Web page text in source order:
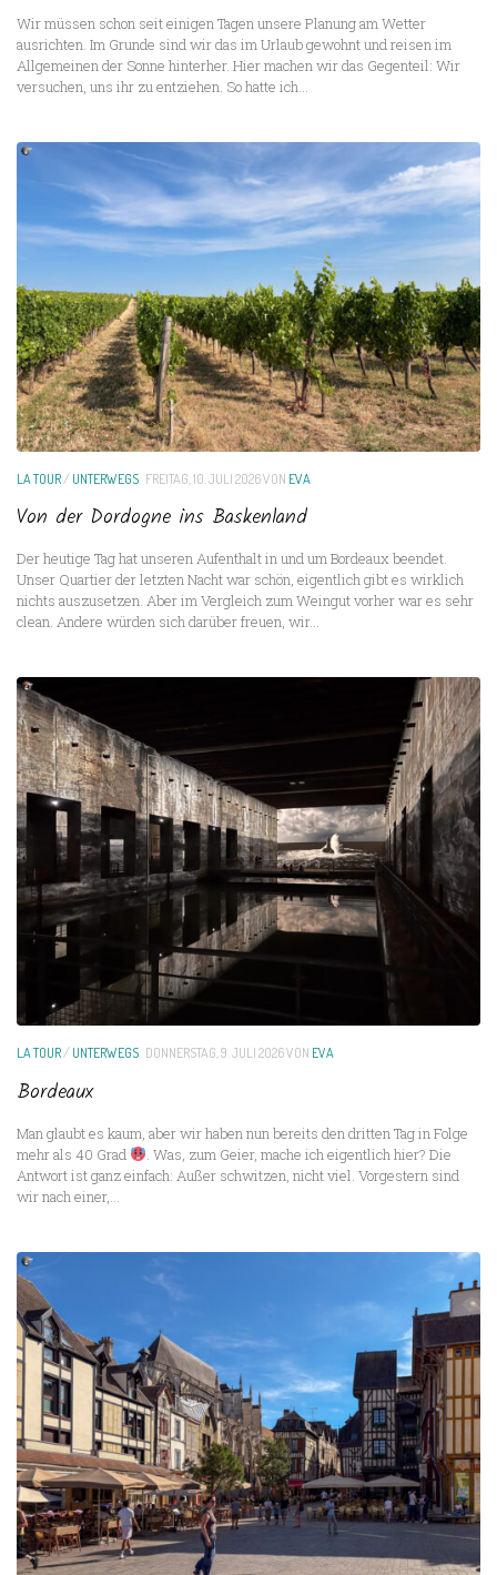
Wir müssen schon seit einigen Tagen unsere Planung am Wetter
ausrichten. Im Grunde sind wir das im Urlaub gewohnt und reisen im
Allgemeinen der Sonne hinterher. Hier machen wir das Gegenteil: Wir
versuchen, uns ihr zu entziehen. So hatte ich...
LA TOUR/UNTERWEGS FREITAG, 10. JULI 2026VON EVA
Von der Dordogne ins Baskenland
Der heutige Tag hat unseren Aufenthalt in und um Bordeaux beendet.
Unser Quartier der letzten Nacht war schön, eigentlich gibt es wirklich
nichts auszusetzen. Aber im Vergleich zum Weingut vorher war es sehr
clean. Andere würden sich darüber freuen, wir...
LA TOUR/UNTERWEGS DONNERSTAG, 9. JULI 2026VON EVA
Bordeaux
Man glaubt es kaum, aber wir haben nun bereits den dritten Tag in Folge
mehr als 40 Grad
. Was, zum Geier, mache ich eigentlich hier? Die
Antwort ist ganz einfach: Außer schwitzen, nicht viel. Vorgestern sind
wir nach einer,...